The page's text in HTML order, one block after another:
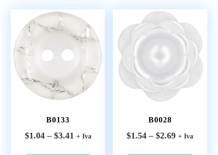
B0133
$1.04 – $3.41 + Iva
B0028
$1.54 – $2.69 + Iva